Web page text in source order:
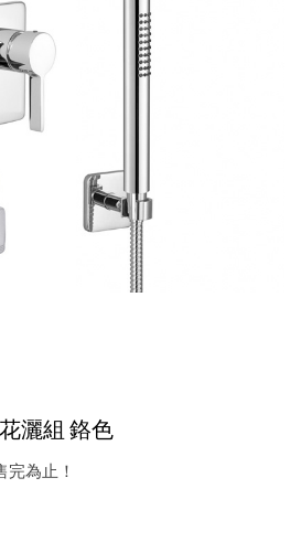
灑組 鉻色
為止！